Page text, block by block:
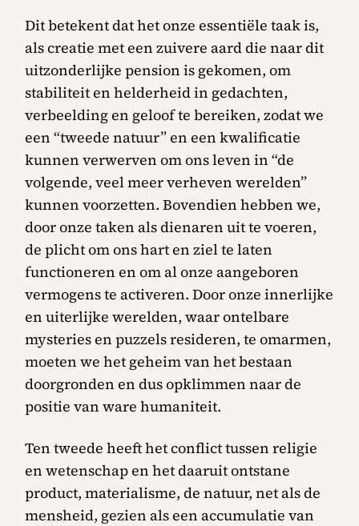
Dit betekent dat het onze essentiële taak is,
als creatie met een zuivere aard die naar dit
uitzonderlijke pension is gekomen, om
stabiliteit en helderheid in gedachten,
verbeelding en geloof te bereiken, zodat we
een “tweede natuur” en een kwalificatie
kunnen verwerven om ons leven in “de
volgende, veel meer verheven werelden”
kunnen voorzetten. Bovendien hebben we,
door onze taken als dienaren uit te voeren,
de plicht om ons hart en ziel te laten
functioneren en om al onze aangeboren
vermogens te activeren. Door onze innerlijke
en uiterlijke werelden, waar ontelbare
mysteries en puzzels resideren, te omarmen,
moeten we het geheim van het bestaan
doorgronden en dus opklimmen naar de
positie van ware humaniteit.
Ten tweede heeft het conflict tussen religie
en wetenschap en het daaruit ontstane
product, materialisme, de natuur, net als de
mensheid, gezien als een accumulatie van